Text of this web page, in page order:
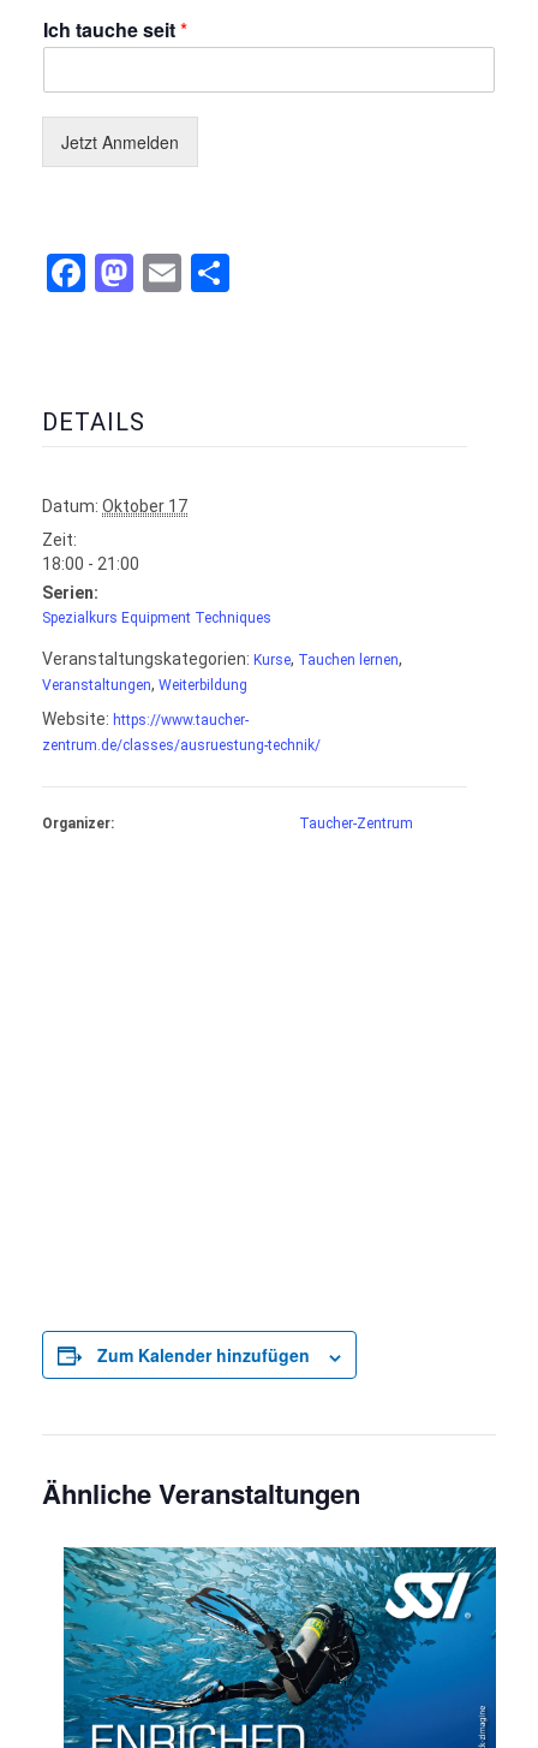
Ich tauche seit*
Jetzt Anmelden
Facebook
Mastodon
Email
DETAILS
Datum: Oktober 17
Zeit:
18:00 - 21:00
Serien:
Spezialkurs Equipment Techniques
Veranstaltungskategorien: Kurse, Tauchen lernen,
Veranstaltungen, Weiterbildung
Website: https://www.taucher-
zentrum.de/classes/ausruestung-technik/
Organizer: Taucher-Zentrum
Zum Kalender hinzufügen
Ähnliche Veranstaltungen